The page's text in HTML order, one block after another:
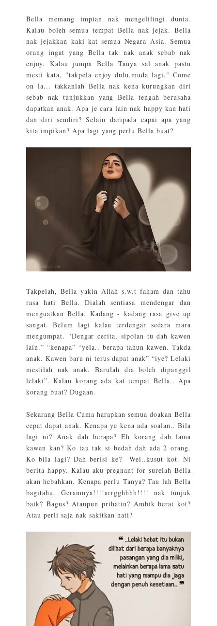
Bella memang impian nak mengelilingi dunia.
Kalau boleh semua tempat Bella nak jejak. Bella
nak jejakkan kaki kat semua Negara Asia. Semua
orang ingat yang Bella tak nak anak sebab nak
enjoy. Kalau jumpa Bella Tanya sal anak pastu
mesti kata, "takpela enjoy dulu.muda lagi." Come
on la... takkanlah Bella nak kena kurungkan diri
sebab nak tunjukkan yang Bella tengah berusaha
dapatkan anak. Apa je cara lain nak happy kan hati
dan diri sendiri? Selain daripada capai apa yang
kita impikan? Apa lagi yang perlu Bella buat?
Takpelah, Bella yakin Allah s.w.t faham dan tahu
rasa hati Bella. Dialah sentiasa mendengar dan
menguatkan Bella. Kadang - kadang rasa give up
sangat. Belum lagi kalau terdengar sedara mara
mengumpat. "Dengar cerita, sipolan tu dah kawen
lain.” “kenapa” “yela.. berapa tahun kawen. Takda
anak. Kawen baru ni terus dapat anak” “iye? Lelaki
mestilah nak anak. Barulah dia boleh dipanggil
lelaki”. Kalau korang ada kat tempat Bella.. Apa
korang buat? Dugaan.
Sekarang Bella Cuma harapkan semua doakan Bella
cepat dapat anak. Kenapa ye kena ada soalan.. Bila
lagi ni? Anak dah berapa? Eh korang dah lama
kawen kan? Ko tau tak si bedah dah ada 2 orang.
Ko bila lagi? Dah berisi ke?
Wei..kusut kot. Ni
berita happy. Kalau aku pregnant for surelah Bella
akan hebahkan. Kenapa perlu Tanya? Tau lah Bella
bagitahu. Geramnya!!!!arrgghhhh!!!! nak tunjuk
baik? Bagus? Ataupun prihatin? Ambik berat kot?
Atau perli saja nak sakitkan hati?